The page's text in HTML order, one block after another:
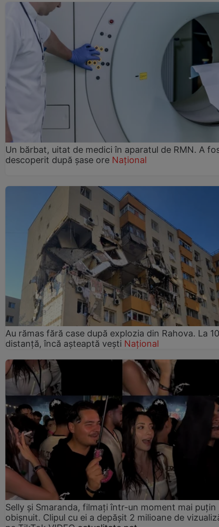
Un bărbat, uitat de medici în aparatul de RMN. A
descoperit după șase ore Național
Au rămas fără case după explozia din Rahova. La
distanță, încă așteaptă vești Național
Selly și Smaranda, filmați într-un moment mai puțin
obișnuit. Clipul cu ei a depășit 2 milioane de